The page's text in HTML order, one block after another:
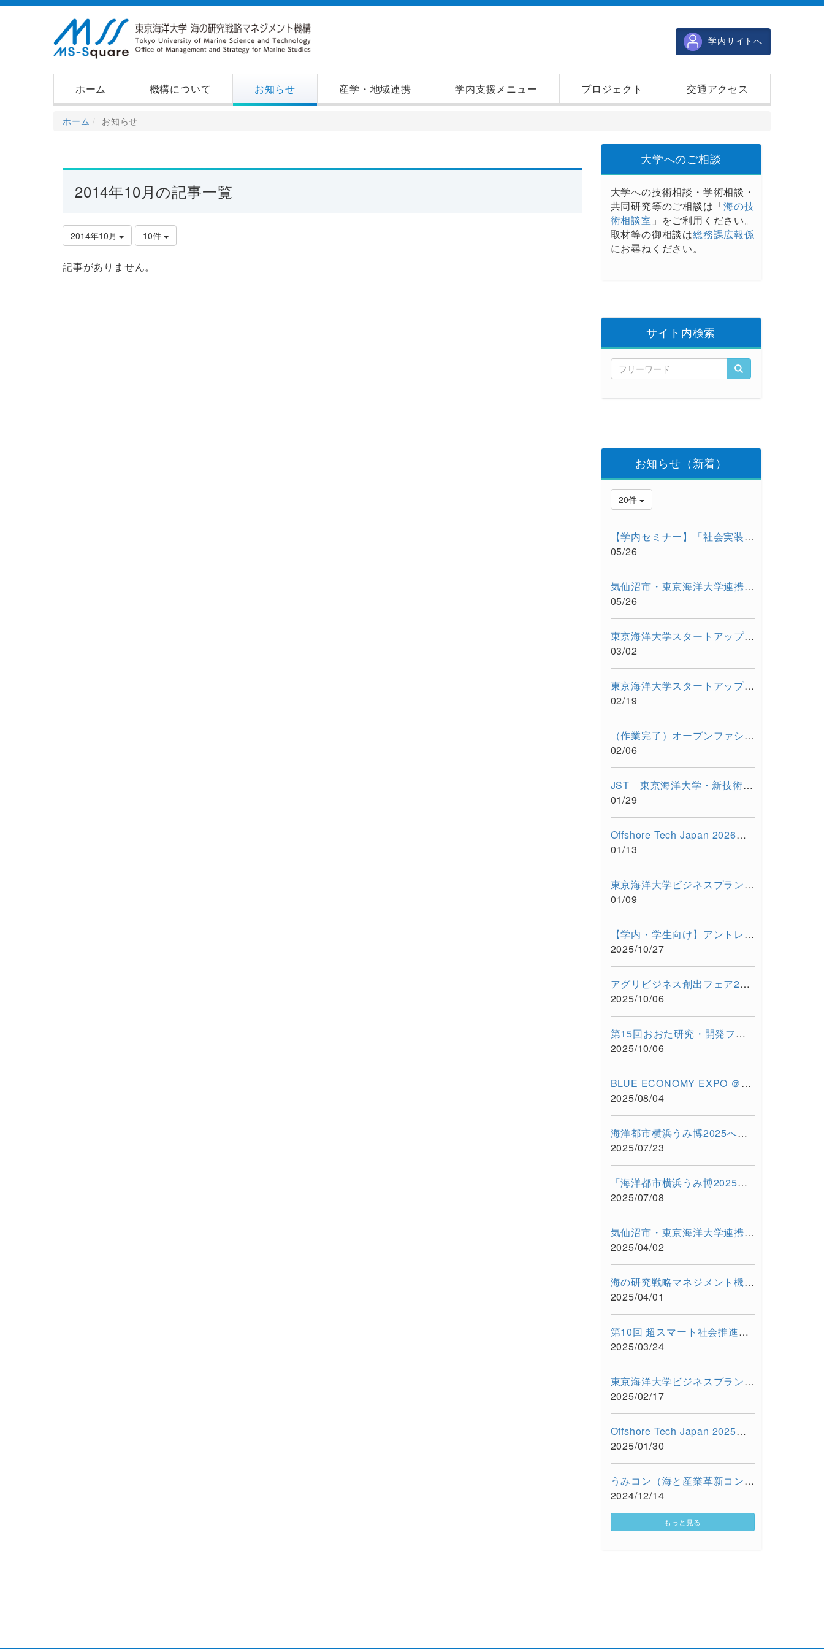
学内サイトへ
ホーム 機構について お知らせ 産学・地域連携 学内支援メニュー プロジェクト 交通アクセス
ホーム お知らせ
2014年10月の記事一覧
2014年10月 10件
記事がありません。
大学へのご相談
大学への技術相談・学術相談・
共同研究等のご相談は「海の技
術相談室 」をご利用ください。
取材等の御相談は総務課広報係
にお尋ねください。
サイト内検索
お知らせ（新着）
20件
【学内セミナー】「社会実装の手段としての大学発スタートアップ...
05/26
気仙沼市・東京海洋大学連携事業「"海と生きる"連続水産セミナー...
05/26
東京海洋大学スタートアップワークショップを開催しました。
03/02
東京海洋大学スタートアップフォーラム〜東京都大学発スタートア...
02/19
（作業完了）オープンファシリティーシステムの一時停止について...
02/06
JST 東京海洋大学・新技術説明会【令和8年2月17日 オンライン開...
01/29
Offshore Tech Japan 2026（第7回海洋産業技術展） に出展します...
01/13
東京海洋大学ビジネスプラン・コンテスト 2025開催報告
01/09
【学内・学生向け】アントレプレナーシップ養成プログラム ビジ...
2025/10/27
アグリビジネス創出フェア2025に出展します（2025/11/26-11/28）
2025/10/06
第15回おおた研究・開発フェアに出展します（2025/10/30-10/31）
2025/10/06
BLUE ECONOMY EXPO ＠Suruga Bay 海のEXPO（2025/7/28-7/29）に超...
2025/08/04
海洋都市横浜うみ博2025への本学参加を支援
2025/07/23
「海洋都市横浜うみ博2025」に出展します（2025年7月12日・13日）
2025/07/08
気仙沼市・東京海洋大学連携事業「"海と生きる"連続水産セミナー...
2025/04/02
海の研究戦略マネジメント機構のホームページをリニューアルしま...
2025/04/01
第10回 超スマート社会推進フォーラム「海とテクノロジーの融合が...
2025/03/24
東京海洋大学ビジネスプラン・コンテスト 2024を開催しました
2025/02/17
Offshore Tech Japan 2025 海洋産業技術展 ー海洋資源の利活用...
2025/01/30
うみコン（海と産業革新コンベンション）に出展しました（12/13 ...
2024/12/14
もっと見る